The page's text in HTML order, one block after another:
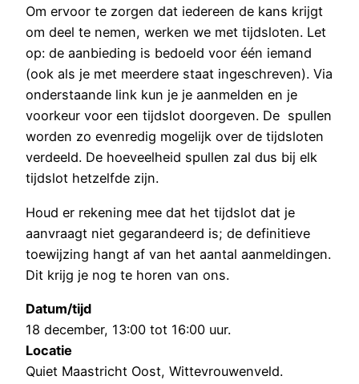
Om ervoor te zorgen dat iedereen de kans krijgt
om deel te nemen, werken we met tijdsloten. Let
op: de aanbieding is bedoeld voor één iemand
(ook als je met meerdere staat ingeschreven). Via
onderstaande link kun je je aanmelden en je
voorkeur voor een tijdslot doorgeven. De spullen
worden zo evenredig mogelijk over de tijdsloten
verdeeld. De hoeveelheid spullen zal dus bij elk
tijdslot hetzelfde zijn.
Houd er rekening mee dat het tijdslot dat je
aanvraagt niet gegarandeerd is; de definitieve
toewijzing hangt af van het aantal aanmeldingen.
Dit krijg je nog te horen van ons.
Datum/tijd
18 december, 13:00 tot 16:00 uur.
Locatie
Quiet Maastricht Oost, Wittevrouwenveld.